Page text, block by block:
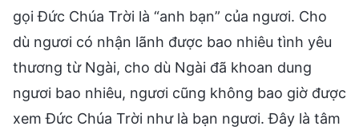
gọi Đức Chúa Trời là “anh bạn” của ngươi. Cho
dù ngươi có nhận lãnh được bao nhiêu tình yêu
thương từ Ngài, cho dù Ngài đã khoan dung
ngươi bao nhiêu, ngươi cũng không bao giờ được
xem Đức Chúa Trời như là bạn ngươi. Đây là tâm